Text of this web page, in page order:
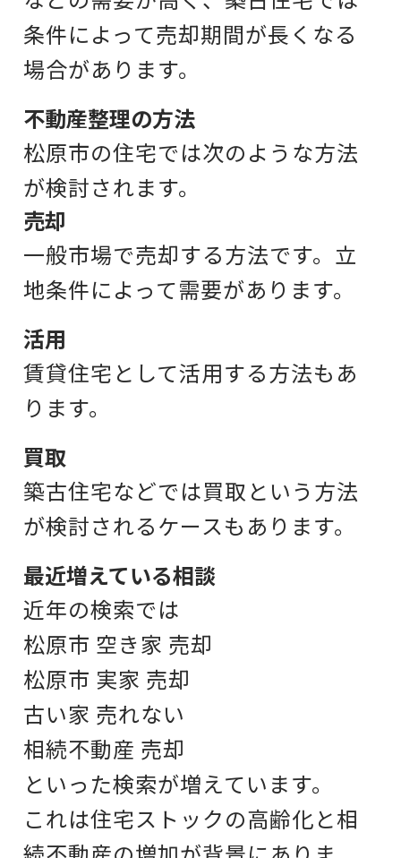
条件によって売却期間が長くなる
場合があります。
不動産整理の方法
松原市の住宅では次のような方法
が検討されます。
売却
一般市場で売却する方法です。 立
地条件によって需要があります。
活用
賃貸住宅として活用する方法もあ
ります。
買取
築古住宅などでは買取という方法
が検討されるケースもあります。
最近増えている相談
近年の検索では
松原市 空き家 売却
松原市 実家 売却
古い家 売れない
相続不動産 売却
といった検索が増えています。
これは住宅ストックの高齢化と相